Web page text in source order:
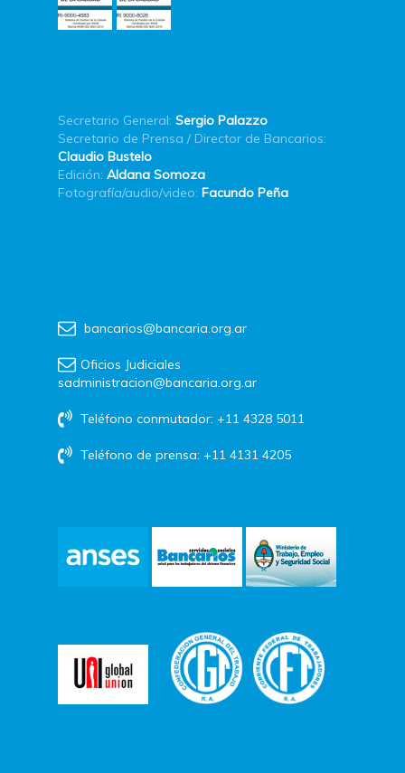
Secretario General: Sergio Palazzo
Secretario de Prensa / Director de Bancarios:
Claudio Bustelo
Edición: Aldana Somoza
Fotografía/audio/video: Facundo Peña
bancarios@bancaria.org.ar
Oficios Judiciales
sadministracion@bancaria.org.ar
Teléfono conmutador: +11 4328 5011
Teléfono de prensa: +11 4131 4205